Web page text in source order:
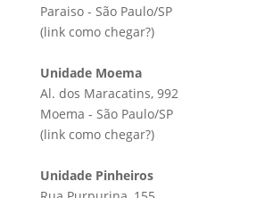
Paraiso - São Paulo/SP
(link como chegar?)
Unidade Moema
Al. dos Maracatins, 992
Moema - São Paulo/SP
(link como chegar?)
Unidade Pinheiros